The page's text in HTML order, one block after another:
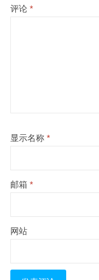
评论 *
显示名称 *
邮箱 *
网站